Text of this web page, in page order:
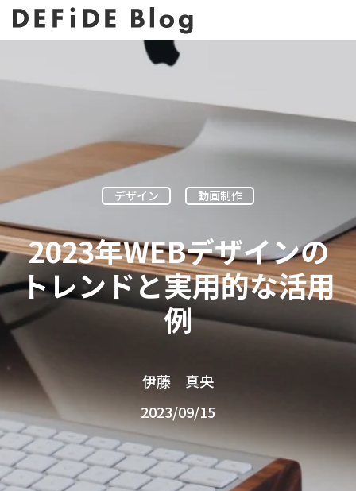
デザイン 動画制作
2023年WEBデザインの
トレンドと実用的な活用
例
伊藤 真央
2023/09/15